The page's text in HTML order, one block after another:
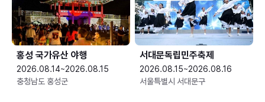
홍성 국가유산 야행
2026.08.14~2026.08.15
충청남도 홍성군
서대문독립민주축제
2026.08.15~2026.08.16
서울특별시 서대문구